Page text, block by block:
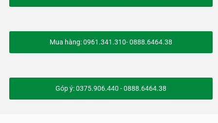
Mua hàng: 0961.341.310- 0888.6464.38
Góp ý: 0375.906.440 - 0888.6464.38